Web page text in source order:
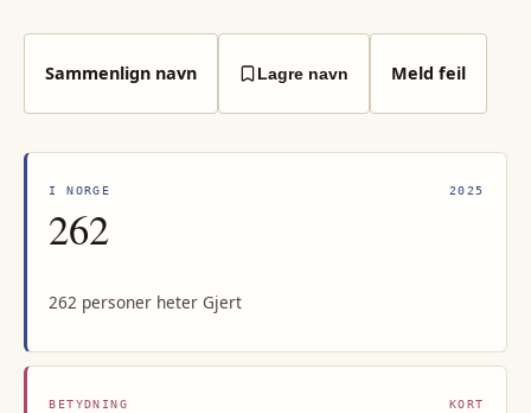
Sammenlign navn Lagre navn Meld feil
I NORGE 2025
262
262 personer heter Gjert
BETYDNING KORT